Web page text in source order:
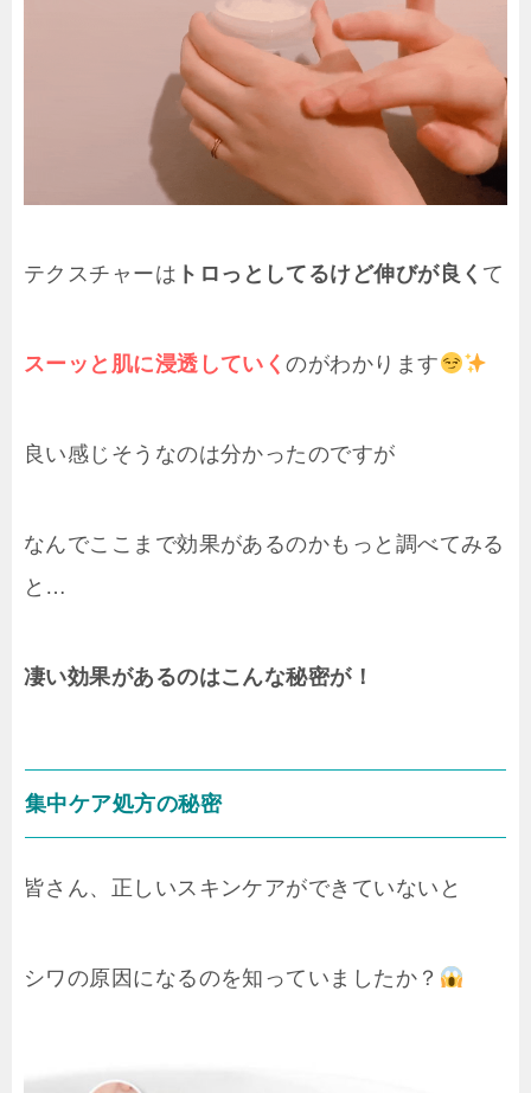
テクスチャーは トロっとしてるけど伸びが良く て
スーッと肌に浸透していくのがわかります
良い感じそうなのは分かったのですが
なんでここまで効果があるのかもっと調べてみる
と…
凄い効果があるのはこんな秘密が！
集中ケア処方の秘密
皆さん、正しいスキンケアができていないと
シワの原因になるのを知っていましたか？